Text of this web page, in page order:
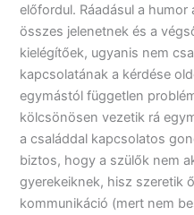
előfordul. Ráadásul a
összes jelenetnek és a
kielégítőek, ugyanis nem
kapcsolatának a kérdése
egymástól független
kölcsönösen vezetik rá
a családdal kapcsolatos
biztos, hogy a szülők nem
gyerekeiknek, hisz szeretik
kommunikáció (mert nem